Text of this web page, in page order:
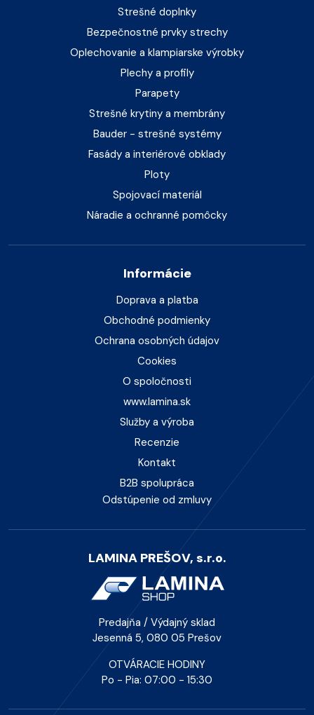
Strešné doplnky
Bezpečnostné prvky strechy
Oplechovanie a klampiarske výrobky
Plechy a profily
Parapety
Strešné krytiny a membrány
Bauder - strešné systémy
Fasády a interiérové obklady
Ploty
Spojovací materiál
Náradie a ochranné pomôcky
Informácie
Doprava a platba
Obchodné podmienky
Ochrana osobných údajov
Cookies
O spoločnosti
www.lamina.sk
Služby a výroba
Recenzie
Kontakt
B2B spolupráca
Odstúpenie od zmluvy
LAMINA PREŠOV, s.r.o.
Predajňa / Výdajný sklad
Jesenná 5, 080 05 Prešov
OTVÁRACIE HODINY
Po - Pia: 07:00 - 15:30